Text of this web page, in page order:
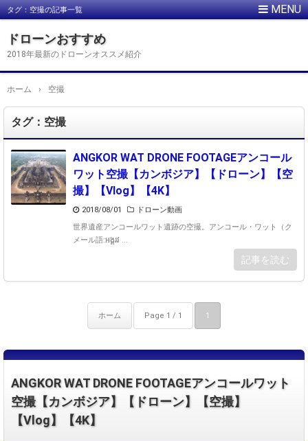
タグ：空撮の記事一覧
ドローンおすすめ
2018年最新のドローンオススメ紹介
ホーム › 空撮
タグ：空撮
ANGKOR WAT DRONE FOOTAGEアンコール
ワット空撮【カンボジア】【ドローン】【空
撮】【Vlog】【4K】
2018/08/01
ドローン動画
世界遺産アンコールワット遺跡の空撮。アンコール・ワット（ク
メール語:អង្គរវ ...
記事を読む
ホーム Page 1 / 1 1
ANGKOR WAT DRONE FOOTAGEアンコールワット
空撮【カンボジア】【ドローン】【空撮】
【Vlog】【4K】